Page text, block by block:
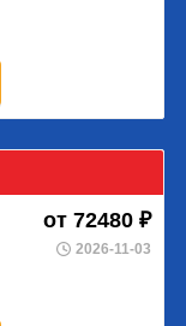
от 72480 ₽
2026-11-03